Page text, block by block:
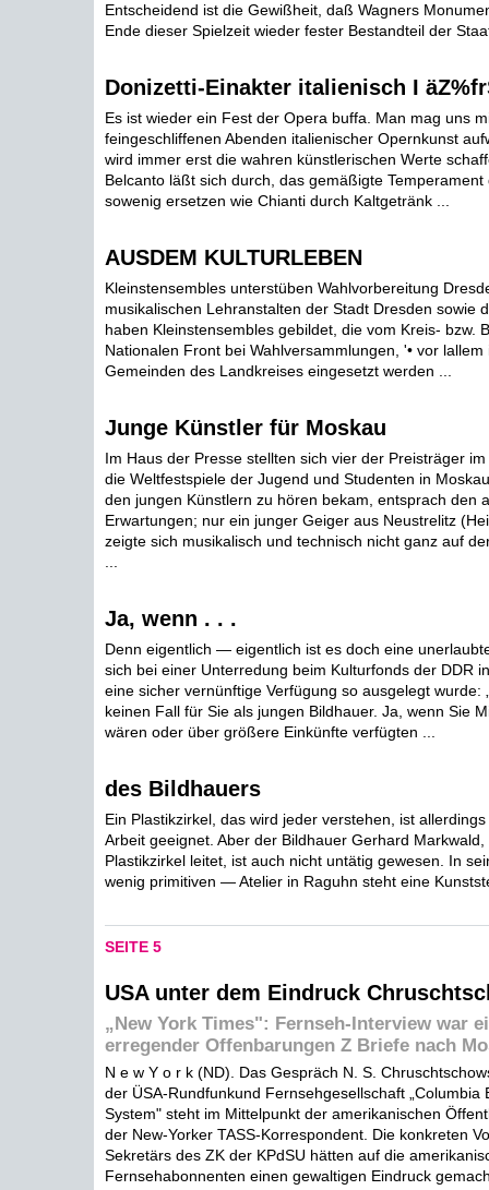
Entscheidend ist die Gewißheit, daß Wagners
Ende dieser Spielzeit wieder fester Bestandteil der
Donizetti-Einakter italienisch I
Es ist wieder ein Fest der Opera buffa. Man mag uns
feingeschliffenen Abenden italienischer Opernkunst
wird immer erst die wahren künstlerischen Werte
Belcanto läßt sich durch, das gemäßigte
sowenig ersetzen wie Chianti durch Kaltgetränk ...
AUSDEM KULTURLEBEN
Kleinstensembles unterstüben Wahlvorbereitung
musikalischen Lehranstalten der Stadt Dresden sowie
haben Kleinstensembles gebildet, die vom Kreis- bzw.
Nationalen Front bei Wahlversammlungen, '• vor lallem
Gemeinden des Landkreises eingesetzt werden ...
Junge Künstler für Moskau
Im Haus der Presse stellten sich vier der Preisträger
die Weltfestspiele der Jugend und Studenten in
den jungen Künstlern zu hören bekam, entsprach den
Erwartungen; nur ein junger Geiger aus Neustrelitz
zeigte sich musikalisch und technisch nicht ganz auf
Ja, wenn . . .
Denn eigentlich — eigentlich ist es doch eine
sich bei einer Unterredung beim Kulturfonds der DDR
eine sicher vernünftige Verfügung so ausgelegt wurde:
keinen Fall für Sie als jungen Bildhauer. Ja, wenn Sie
wären oder über größere Einkünfte verfügten ...
des Bildhauers
Ein Plastikzirkel, das wird jeder verstehen, ist
Arbeit geeignet. Aber der Bildhauer Gerhard
Plastikzirkel leitet, ist auch nicht untätig gewesen. In
wenig primitiven — Atelier in Raguhn steht eine
SEITE 5
USA unter dem Eindruck
„New York Times": Fernseh-Interview war
erregender Offenbarungen Z Briefe nach
N e w Y o r k (ND). Das Gespräch N. S.
der ÜSA-Rundfunkund Fernsehgesellschaft „Columbia
System" steht im Mittelpunkt der amerikanischen
der New-Yorker TASS-Korrespondent. Die konkreten
Sekretärs des ZK der KPdSU hätten auf die
Fernsehabonnenten einen gewaltigen Eindruck